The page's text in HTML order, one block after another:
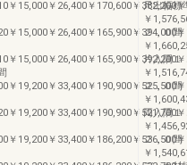
￥15,000￥26,400￥170,600￥382,200
￥15,000￥26,400￥165,900￥394,000
￥15,000￥26,400￥165,900￥392,200
￥19,200￥33,400￥190,900￥525,500
￥19,200￥33,400￥190,900￥521,700
￥19,200￥33,400￥186,200￥536,500
尺出幅標
￥
２．０間
￥
片入隅１
￥
２．０間
￥
両入隅１
￥
２．０間
￥